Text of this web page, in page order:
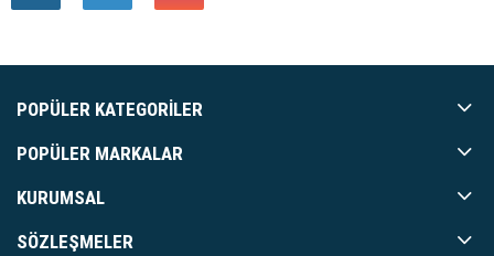
POPÜLER KATEGORILER
POPÜLER MARKALAR
KURUMSAL
SÖZLEŞMELER